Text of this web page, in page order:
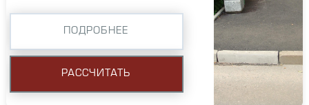
ПОДРОБНЕЕ
РАССЧИТАТЬ